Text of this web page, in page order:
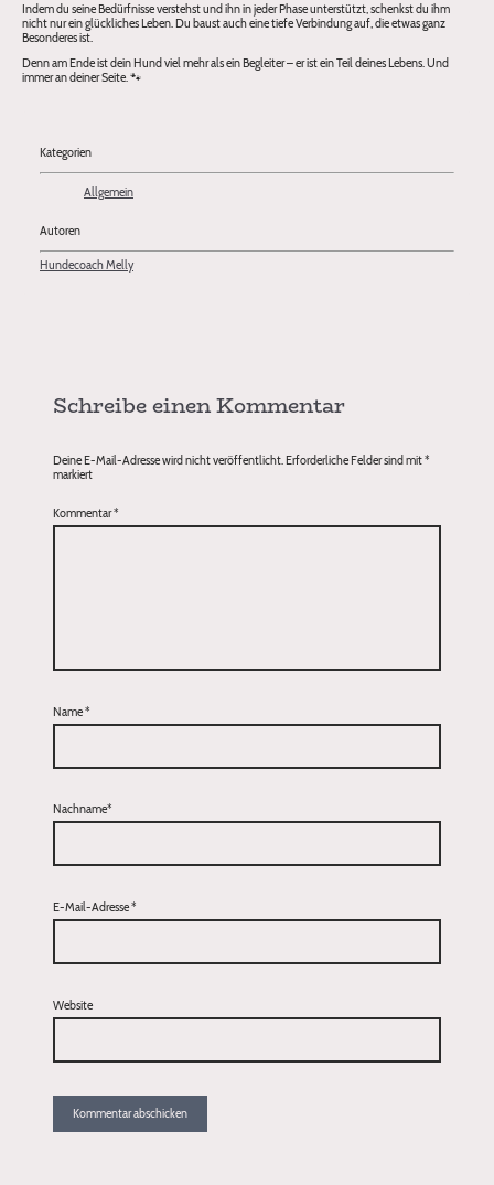
Indem du seine Bedürfnisse verstehst und ihn in jeder Phase unterstützt, schenkst du ihm
nicht nur ein glückliches Leben. Du baust auch eine tiefe Verbindung auf, die etwas ganz
Besonderes ist.
Denn am Ende ist dein Hund viel mehr als ein Begleiter – er ist ein Teil deines Lebens. Und
immer an deiner Seite. 🐾
Kategorien
Allgemein
Autoren
Hundecoach Melly
Schreibe einen Kommentar
Deine E-Mail-Adresse wird nicht veröffentlicht. Erforderliche Felder sind mit*
markiert
Kommentar*
Name*
Nachname*
E-Mail-Adresse*
Website